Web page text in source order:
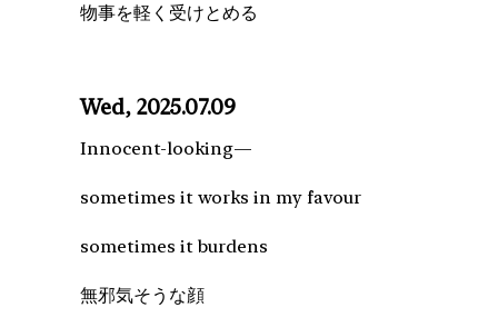
物事を軽く受けとめる
Wed, 2025.07.09
Innocent-looking—
sometimes it works in my favour
sometimes it burdens
無邪気そうな顔